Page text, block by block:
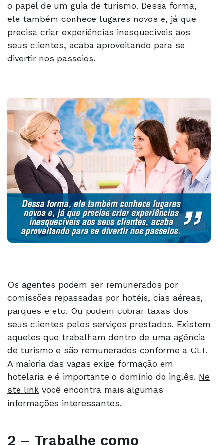
o papel de um guia de turismo. Dessa forma,
ele também conhece lugares novos e, já que
precisa criar experiências inesquecíveis aos
seus clientes, acaba aproveitando para se
divertir nos passeios.
Os agentes podem ser remunerados por
comissões repassadas por hotéis, cias aéreas,
parques e etc. Ou podem cobrar taxas dos
seus clientes pelos serviços prestados. Existem
aqueles que trabalham dentro de uma agência
de turismo e são remunerados conforme a CLT.
A maioria das vagas exige formação em
hotelaria e é importante o domínio do inglês. Ne
ste link você encontra mais algumas
informações interessantes.
2 – Trabalhe como